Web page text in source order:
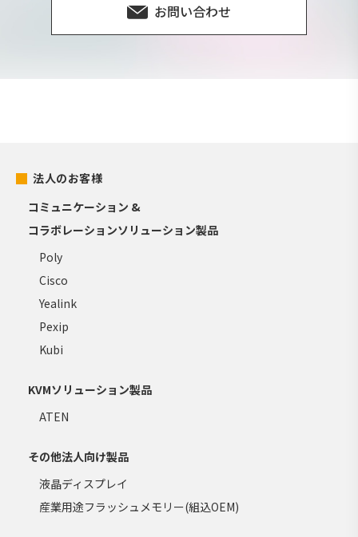
お問い合わせ
法人のお客様
コミュニケーション &
コラボレーションソリューション製品
Poly
Cisco
Yealink
Pexip
Kubi
KVMソリューション製品
ATEN
その他法人向け製品
液晶ディスプレイ
産業用途フラッシュメモリー(組込OEM)